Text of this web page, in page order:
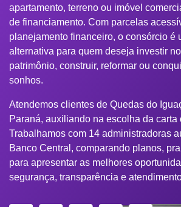
apartamento, terreno ou imóvel
de financiamento. Com parcelas
planejamento financeiro, o consórcio é
alternativa para quem deseja investir
patrimônio, construir, reformar ou
sonhos.
Atendemos clientes de Quedas do
Paraná, auxiliando na escolha da carta
Trabalhamos com 14 administradoras
Banco Central, comparando planos,
para apresentar as melhores
segurança, transparência e